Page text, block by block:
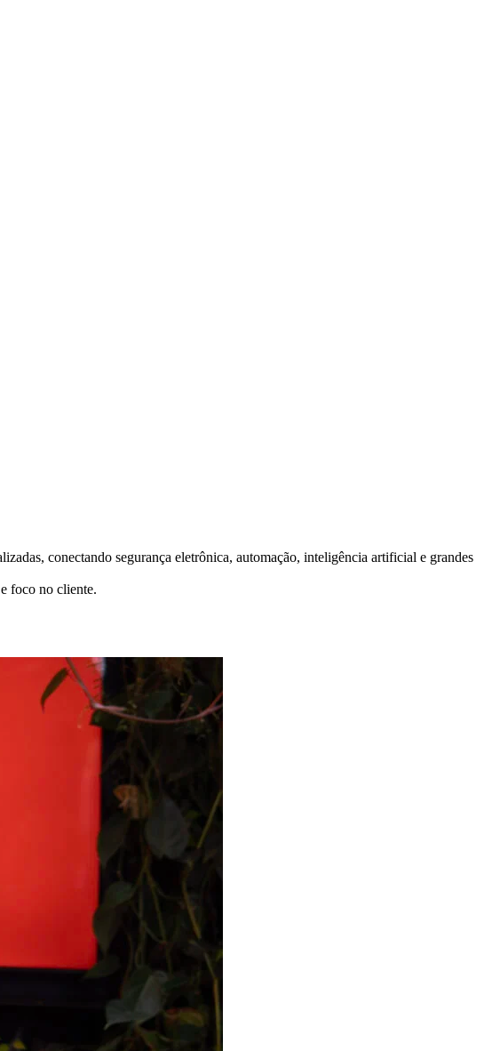
conectando segurança eletrônica, automação, inteligência artificial e grandes
foco no cliente.